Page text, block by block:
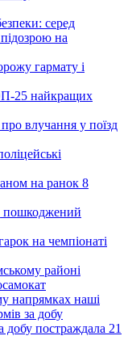
серед
на
гармату і
25 найкращих
влучання у поїзд
на ранок 8
пошкоджений
на чемпіонаті
районі
напрямках наші
за добу
добу постраждала 21